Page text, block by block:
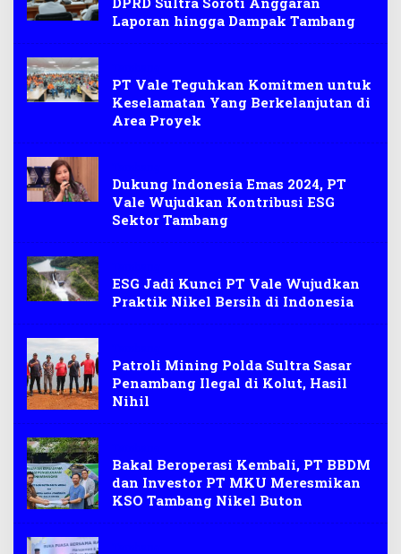
Laporan hingga Dampak Tambang
PT Vale Teguhkan Komitmen untuk
Keselamatan Yang Berkelanjutan di
Area Proyek
Dukung Indonesia Emas 2024, PT
Vale Wujudkan Kontribusi ESG
Sektor Tambang
ESG Jadi Kunci PT Vale Wujudkan
Praktik Nikel Bersih di Indonesia
Patroli Mining Polda Sultra Sasar
Penambang Ilegal di Kolut, Hasil
Nihil
Bakal Beroperasi Kembali, PT BBDM
dan Investor PT MKU Meresmikan
KSO Tambang Nikel Buton